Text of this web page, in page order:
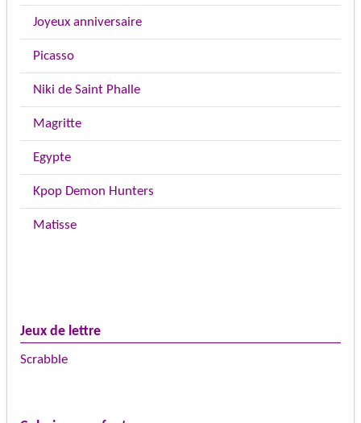
Joyeux anniversaire
Picasso
Niki de Saint Phalle
Magritte
Egypte
Kpop Demon Hunters
Matisse
Jeux de lettre
Scrabble